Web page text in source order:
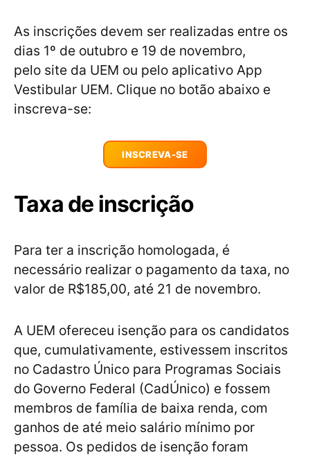
As inscrições devem ser realizadas entre os
dias 1º de outubro e 19 de novembro,
pelo site da UEM ou pelo aplicativo App
Vestibular UEM. Clique no botão abaixo e
inscreva-se:
INSCREVA-SE
Taxa de inscrição
Para ter a inscrição homologada, é
necessário realizar o pagamento da taxa, no
valor de R$185,00, até 21 de novembro.
A UEM ofereceu isenção para os candidatos
que, cumulativamente, estivessem inscritos
no Cadastro Único para Programas Sociais
do Governo Federal (CadÚnico) e fossem
membros de família de baixa renda, com
ganhos de até meio salário mínimo por
pessoa. Os pedidos de isenção foram